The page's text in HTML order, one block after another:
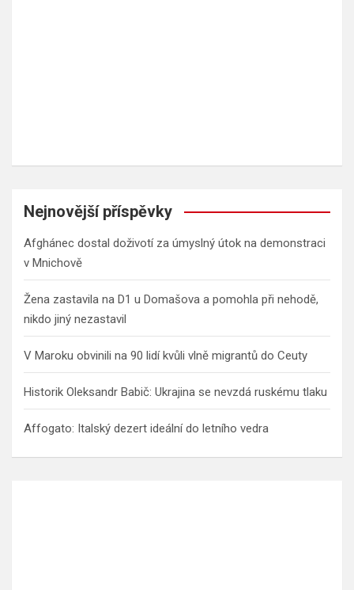
Nejnovější příspěvky
Afghánec dostal doživotí za úmyslný útok na demonstraci
v Mnichově
Žena zastavila na D1 u Domašova a pomohla při nehodě,
nikdo jiný nezastavil
V Maroku obvinili na 90 lidí kvůli vlně migrantů do Ceuty
Historik Oleksandr Babič: Ukrajina se nevzdá ruskému tlaku
Affogato: Italský dezert ideální do letního vedra